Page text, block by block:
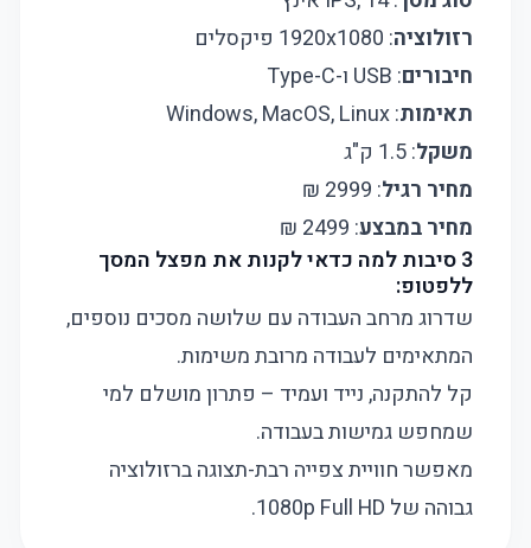
רזולוציה: 1920x1080 פיקסלים
חיבורים: USB ו-Type-C
תאימות: Windows, MacOS, Linux
משקל: 1.5 ק"ג
מחיר רגיל: 2999 ₪
מחיר במבצע: 2499 ₪
3 סיבות למה כדאי לקנות את מפצל המסך
ללפטופ:
שדרוג מרחב העבודה עם שלושה מסכים נוספים,
המתאימים לעבודה מרובת משימות.
קל להתקנה, נייד ועמיד – פתרון מושלם למי
שמחפש גמישות בעבודה.
מאפשר חוויית צפייה רבת-תצוגה ברזולוציה
גבוהה של 1080p Full HD.